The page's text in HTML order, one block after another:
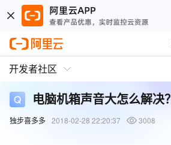
开发者社区
电脑机箱声音大怎么解决？
独步喜多多 2018-02-28 22:20:37
3008